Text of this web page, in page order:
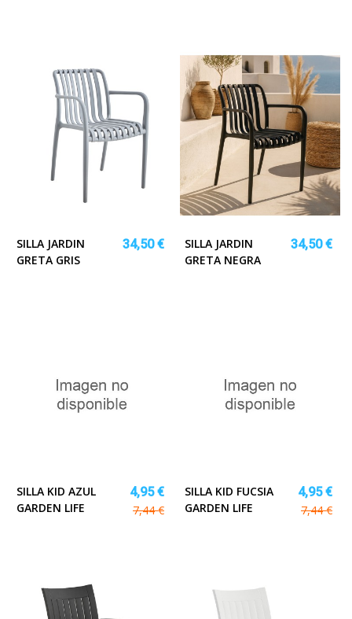
SILLA JARDIN
GRETA GRIS
34,50 €
SILLA JARDIN
GRETA NEGRA
34,50 €
SILLA KID AZUL
GARDEN LIFE
4,95 €
7,44 €
SILLA KID FUCSIA
GARDEN LIFE
4,95 €
7,44 €